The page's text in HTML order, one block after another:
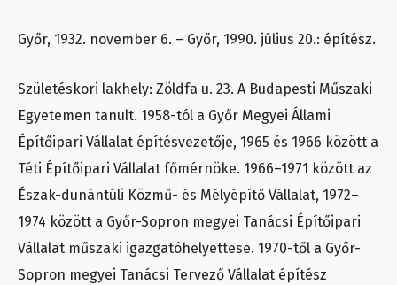
Győr, 1932. november 6. – Győr, 1990. július 20.: építész.
Születéskori lakhely: Zöldfa u. 23. A Budapesti Műszaki
Egyetemen tanult. 1958-tól a Győr Megyei Állami
Építőipari Vállalat építésvezetője, 1965 és 1966 között a
Téti Építőipari Vállalat főmérnöke. 1966–1971 között az
Észak-dunántúli Közmű- és Mélyépítő Vállalat, 1972–
1974 között a Győr-Sopron megyei Tanácsi Építőipari
Vállalat műszaki igazgatóhelyettese. 1970-től a Győr-
Sopron megyei Tanácsi Tervező Vállalat építész